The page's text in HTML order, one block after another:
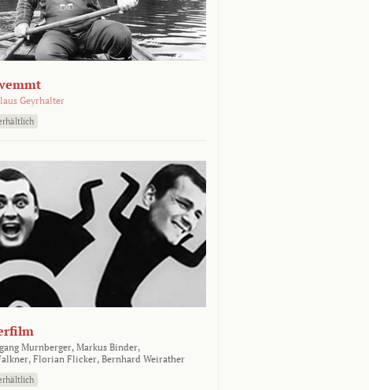
Geyrhalter
Murnberger, Markus Binder,
Florian Flicker, Bernhard Weirather